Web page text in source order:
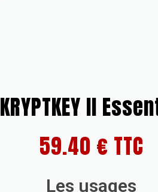
KRYPTKEY II
59.40 € TTC
Les usages